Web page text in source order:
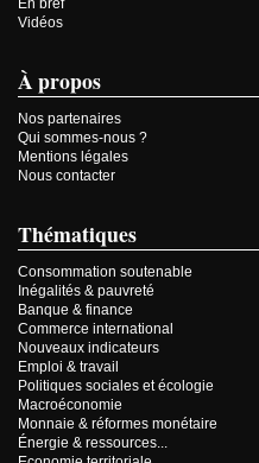
En bref
Vidéos
À propos
Nos partenaires
Qui sommes-nous ?
Mentions légales
Nous contacter
Thématiques
Consommation soutenable
Inégalités & pauvreté
Banque & finance
Commerce international
Nouveaux indicateurs
Emploi & travail
Politiques sociales et écologie
Macroéconomie
Monnaie & réformes monétaire
Énergie & ressources...